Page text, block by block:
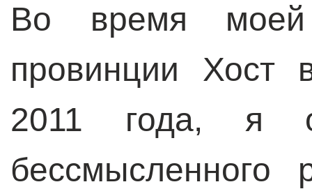
Во время
провинции Хост
2011 года, я
бессмысленного